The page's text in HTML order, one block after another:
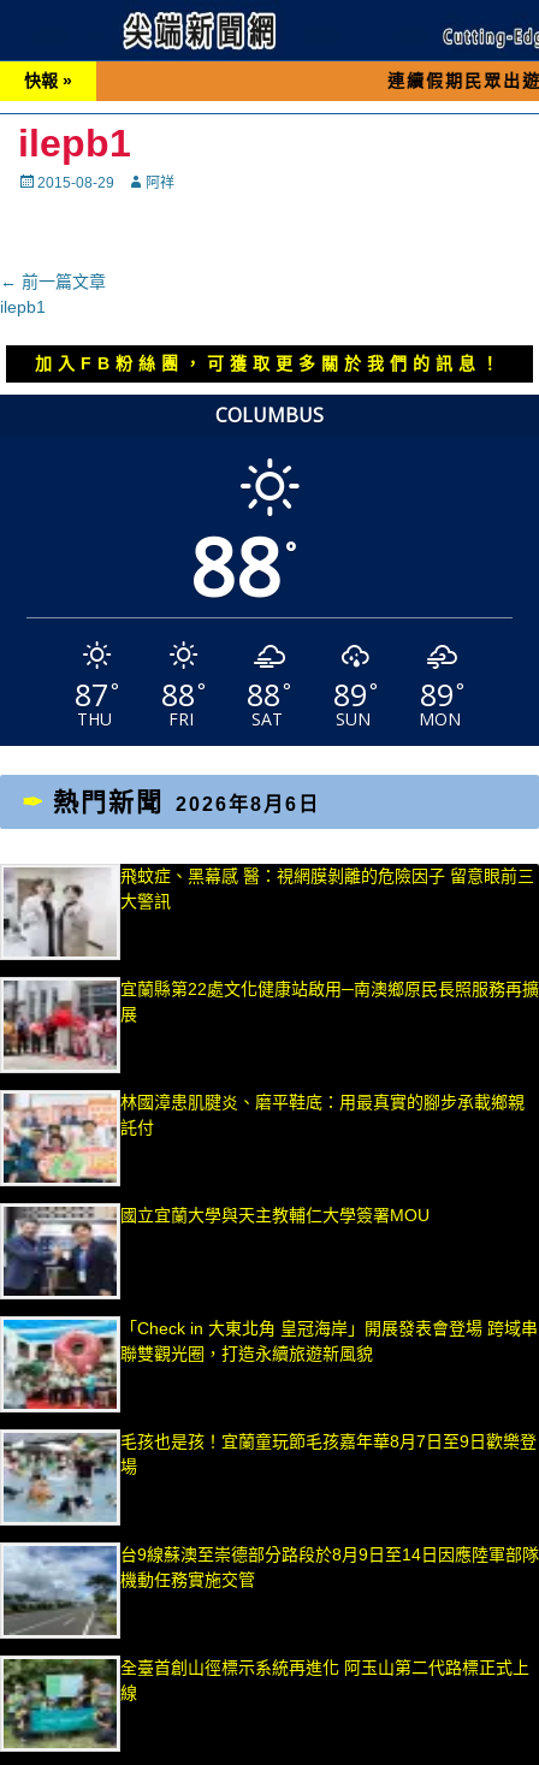
快報 » 連續假期民眾出遊可先撥打
ilepb1
Posted
2015-08-29 Autor阿祥
文
章
導
← 前一篇文章
上
文
ilepb1
加入FB粉絲團，可獲取更多關於我們的訊息！
COLUMBUS
88°
87°
THU
88°
FRI
88°
SAT
89°
SUN
89°
MON
熱門新聞 2026年8月6日
飛蚊症、黑幕感 醫：視網膜剝離的危險因子 留意眼前三
大警訊
宜蘭縣第22處文化健康站啟用─南澳鄉原民長照服務再擴
展
林國漳患肌腱炎、磨平鞋底：用最真實的腳步承載鄉親
託付
國立宜蘭大學與天主教輔仁大學簽署MOU
「Check in 大東北角 皇冠海岸」開展發表會登場 跨域串
聯雙觀光圈，打造永續旅遊新風貌
毛孩也是孩！宜蘭童玩節毛孩嘉年華8月7日至9日歡樂登
場
台9線蘇澳至崇德部分路段於8月9日至14日因應陸軍部隊
機動任務實施交管
全臺首創山徑標示系統再進化 阿玉山第二代路標正式上
線